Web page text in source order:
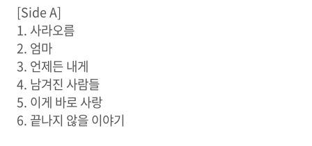
[Side A]
1. 사라오름
2. 엄마
3. 언제든 내게
4. 남겨진 사람들
5. 이게 바로 사랑
6. 끝나지 않을 이야기